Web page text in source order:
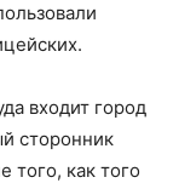
входит город
сторонник
того, как того